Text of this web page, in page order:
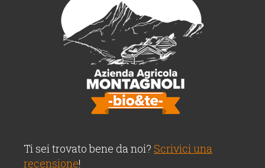
Ti sei trovato bene da noi? Scrivici una
recensione!